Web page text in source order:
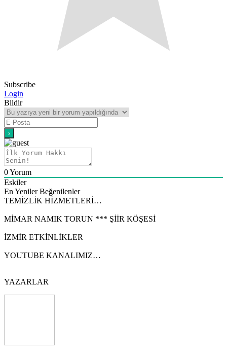
Subscribe
Login
Bildir
0Yorum
Eskiler
En Yeniler Beğenilenler
TEMİZLİK HİZMETLERİ…
MİMAR NAMIK TORUN *** ŞİİR KÖŞESİ
İZMİR ETKİNLİKLER
YOUTUBE KANALIMIZ…
YAZARLAR